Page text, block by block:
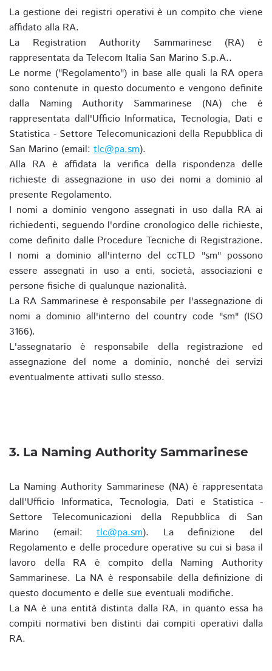
La gestione dei registri operativi è un compito che viene
affidato alla RA.
La Registration Authority Sammarinese (RA) è
rappresentata da Telecom Italia San Marino S.p.A..
Le norme ("Regolamento") in base alle quali la RA opera
sono contenute in questo documento e vengono definite
dalla Naming Authority Sammarinese (NA) che è
rappresentata dall'Ufficio Informatica, Tecnologia, Dati e
Statistica - Settore Telecomunicazioni della Repubblica di
San Marino (email: tlc@pa.sm).
Alla RA è affidata la verifica della rispondenza delle
richieste di assegnazione in uso dei nomi a dominio al
presente Regolamento.
I nomi a dominio vengono assegnati in uso dalla RA ai
richiedenti, seguendo l'ordine cronologico delle richieste,
come definito dalle Procedure Tecniche di Registrazione.
I nomi a dominio all'interno del ccTLD "sm" possono
essere assegnati in uso a enti, società, associazioni e
persone fisiche di qualunque nazionalità.
La RA Sammarinese è responsabile per l'assegnazione di
nomi a dominio all'interno del country code "sm" (ISO
3166).
L'assegnatario è responsabile della registrazione ed
assegnazione del nome a dominio, nonché dei servizi
eventualmente attivati sullo stesso.
3. La Naming Authority Sammarinese
La Naming Authority Sammarinese (NA) è rappresentata
dall'Ufficio Informatica, Tecnologia, Dati e Statistica -
Settore Telecomunicazioni della Repubblica di San
Marino (email:tlc@pa.sm). La definizione del
Regolamento e delle procedure operative su cui si basa il
lavoro della RA è compito della Naming Authority
Sammarinese. La NA è responsabile della definizione di
questo documento e delle sue eventuali modifiche.
La NA è una entità distinta dalla RA, in quanto essa ha
compiti normativi ben distinti dai compiti operativi dalla
RA.